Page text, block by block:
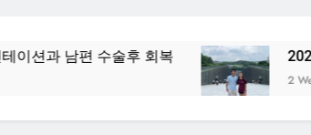
남편 수술후 회복 2026 한국
2 Weeks Ago